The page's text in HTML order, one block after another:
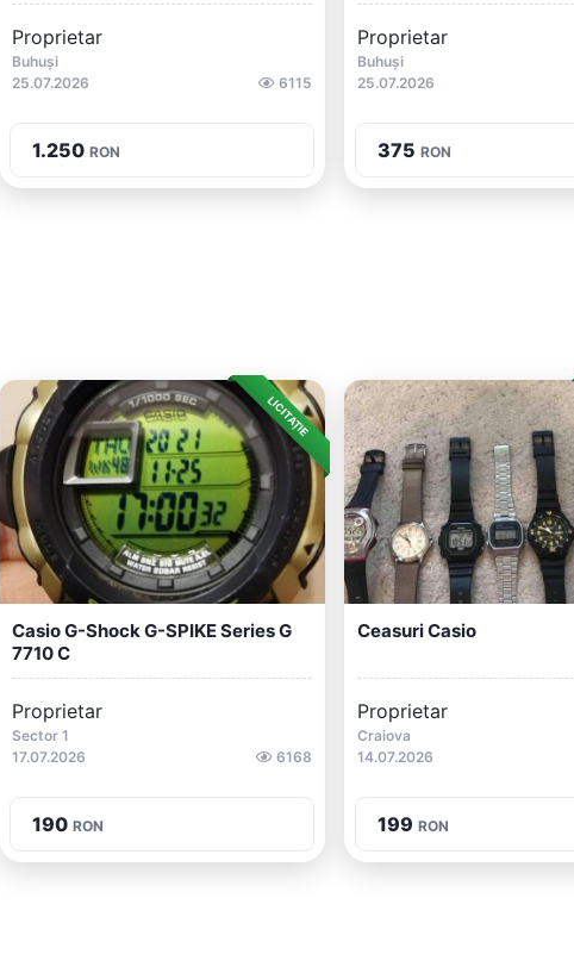
Proprietar
Buhuși
25.07.2026
6115
1.250 RON
Proprietar
Buhuși
25.07.2026
375 RON
LICITAȚIE
Casio G-Shock G-SPIKE Series G
7710 C
Proprietar
Sector 1
17.07.2026
6168
190 RON
Ceasuri Casio
Proprietar
Craiova
14.07.2026
199 RON